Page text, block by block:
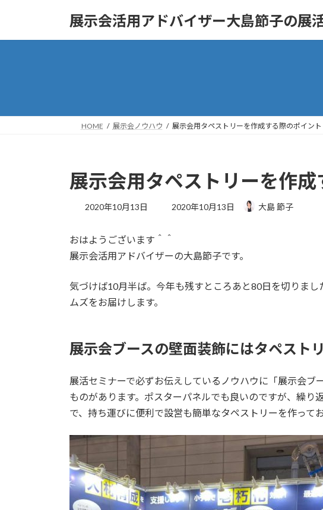
展示会活用アドバイザー大島節子の展
HOME 展示会ノウハウ 展示会用タペストリーを作成する際のポイント
展示会用タペストリーを作
2020年10月13日
最
日
2020年10月13日 大島 節子
おはようございます＾＾
展示会活用アドバイザーの大島節子です。
気づけば10月半ば。今年も残すところあと80日を切りま
ムズをお届けします。
展示会ブースの壁面装飾にはタペスト
展活セミナーで必ずお伝えしているノウハウに「展示会ブ
ものがあります。ポスターパネルでも良いのですが、繰り
で、持ち運びに便利で設営も簡単なタペストリーを作って